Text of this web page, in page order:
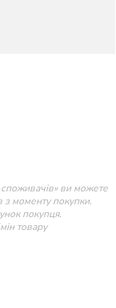
споживачів» ви можете
з моменту покупки.
покупця.
товару